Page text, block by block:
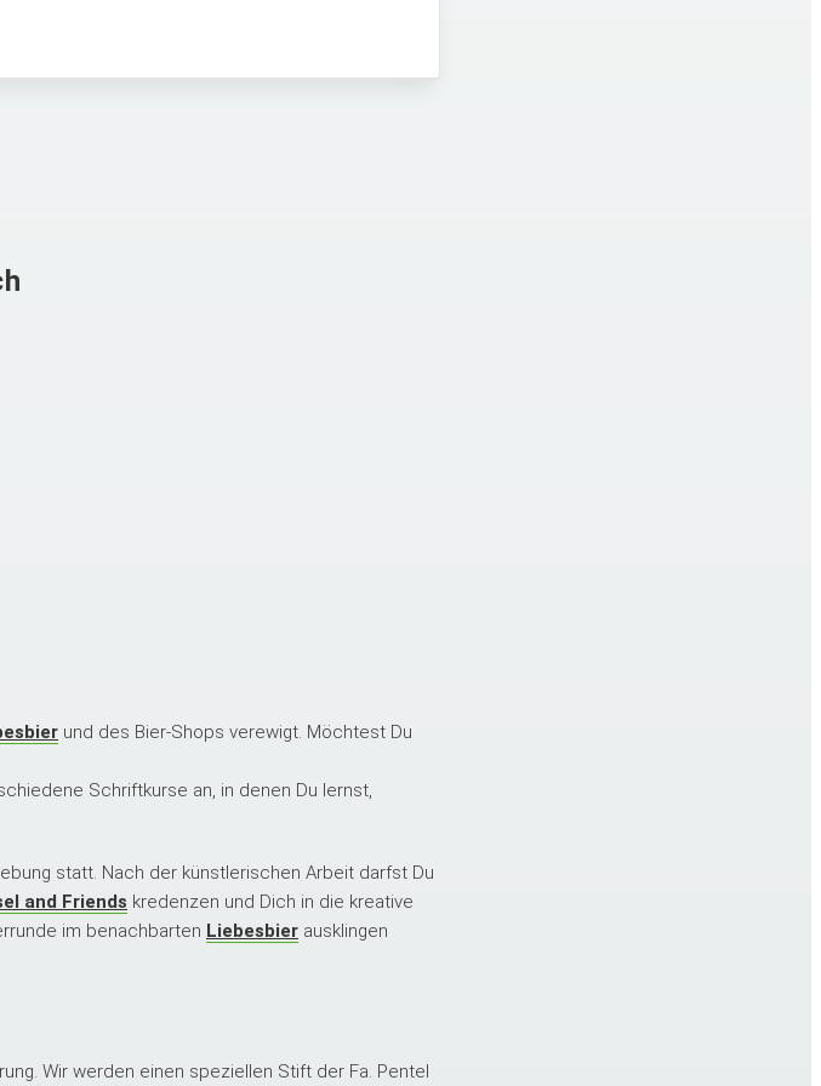
und des Bier-Shops verewigt. Möchtest Du
Schriftkurse an, in denen Du lernst,
statt. Nach der künstlerischen Arbeit darfst Du
and Friends kredenzen und Dich in die kreative
im benachbarten Liebesbier ausklingen
Wir werden einen speziellen Stift der Fa. Pentel